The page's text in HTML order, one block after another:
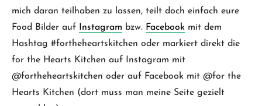
mich daran teilhaben zu lassen, teilt doch einfach eure
Food Bilder auf
Instagram bzw. Facebook mit dem
Hashtag #fortheheartskitchen oder markiert direkt die
for the Hearts Kitchen auf Instagram mit
@fortheheartskitchen oder auf Facebook mit @for the
Hearts Kitchen (dort muss man meine Seite gezielt